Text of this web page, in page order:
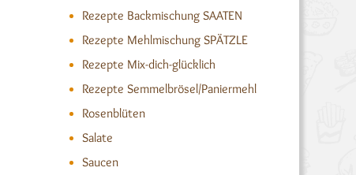
Rezepte Backmischung SAATEN
Rezepte Mehlmischung SPÄTZLE
Rezepte Mix-dich-glücklich
Rezepte Semmelbrösel/Paniermehl
Rosenblüten
Salate
Saucen